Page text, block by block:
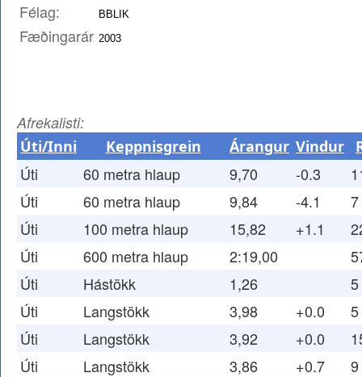
Félag:
Fæðingarár
Afrekalisti:
Úti/Inni Keppnisgrein Árangur Vindur
Úti 60 metra hlaup 9,70 -0.3
Úti
60 metra hlaup 9,84 -4.1
7
Úti
100 metra hlaup 15,82 +1.1
Úti
600 metra hlaup 2:19,00
Úti
Hástökk 1,26
5
Úti
Langstökk 3,98 +0.0
5
Úti
Langstökk 3,92 +0.0
Úti
Langstökk 3,86 +0.7
9